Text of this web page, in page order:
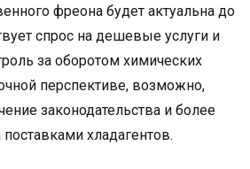
фреона будет актуальна до
спрос на дешевые услуги и
за оборотом химических
перспективе, возможно,
законодательства и более
хладагентов.